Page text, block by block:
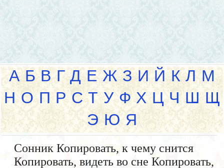
А Б В Г Д Е Ж З И Й К Л М
Н О П Р С Т У Ф Х Ц Ч Ш Щ
Э Ю Я
Сонник Копировать, к чему снится
Копировать, видеть во сне Копировать,